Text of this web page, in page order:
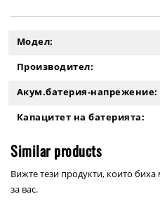
Модел:
Производител:
Акум.батерия-напрежение:
Капацитет на батерията:
Similar products
Вижте тези продукти, които биха
за вас.